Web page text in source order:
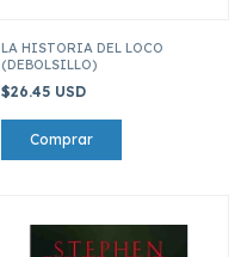
LA HISTORIA DEL LOCO
(DEBOLSILLO)
$26.45 USD